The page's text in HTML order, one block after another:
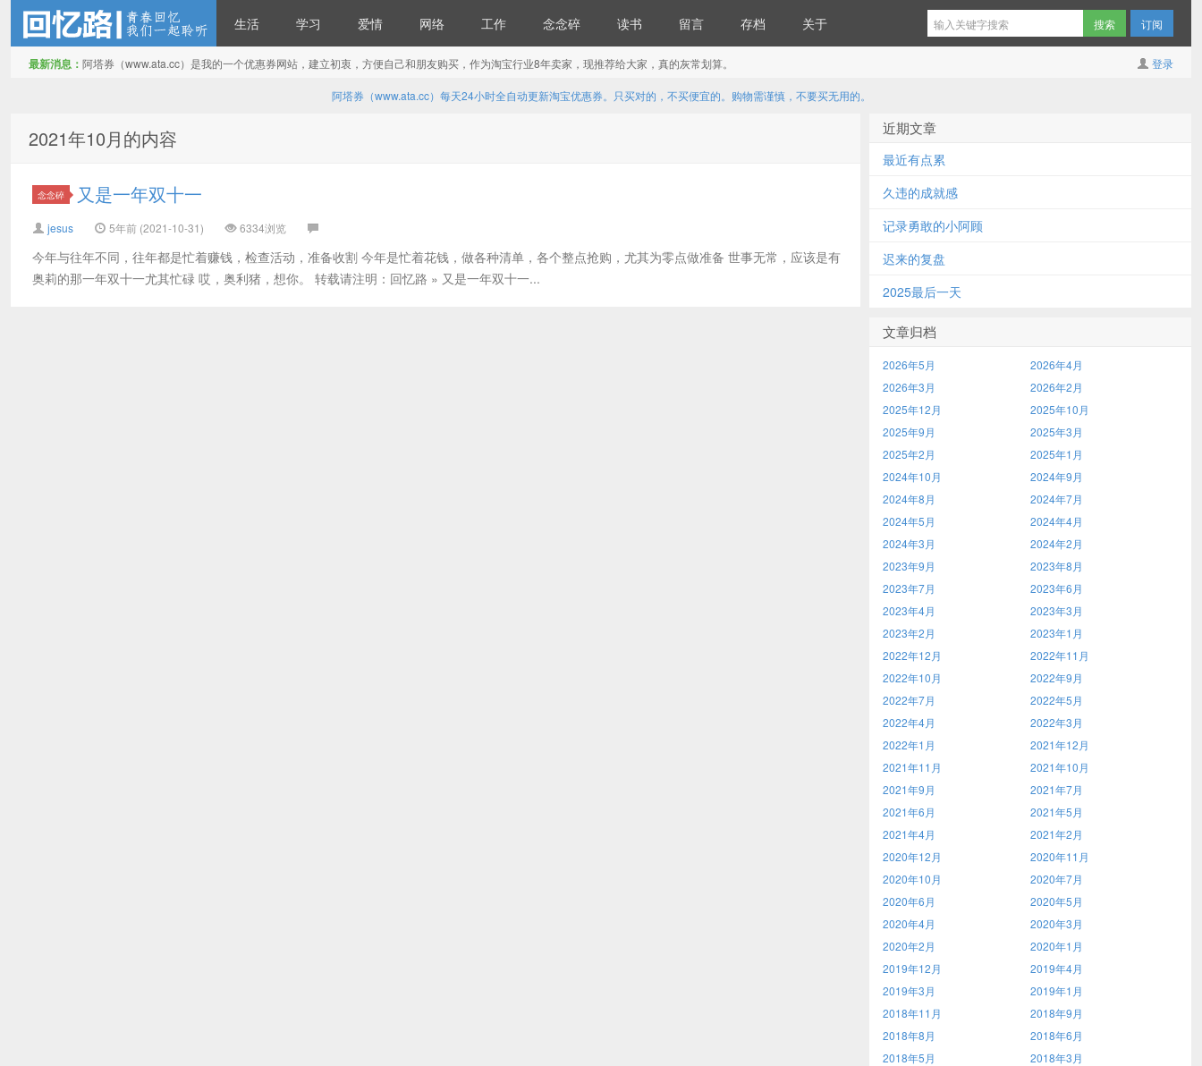
生活 学习 爱情 网络 工作 念念碎 读书 留言 存档 关于 订阅
登录
最新消息： 阿塔券（www.ata.cc）是我的一个优惠券网站，建立初衷，方便自己和朋友购买，作为淘宝行业8年卖家，现推荐给大家，真的灰常划算。
阿塔券（www.ata.cc）每天24小时全自动更新淘宝优惠券。只买对的，不买便宜的。购物需谨慎，不要买无用的。
2021年10月的内容
念念碎 又是一年双十一
jesus 5年前 (2021-10-31) 6334浏览
今年与往年不同，往年都是忙着赚钱，检查活动，准备收割 今年是忙着花钱，做各种清单，各个整点抢购，尤其为零点做准备 世事无常，应该是有
奥莉的那一年双十一尤其忙碌 哎，奥利猪，想你。 转载请注明：回忆路 » 又是一年双十一...
近期文章
最近有点累
久违的成就感
记录勇敢的小阿顾
迟来的复盘
2025最后一天
文章归档
2026年5月
2026年4月
2026年3月
2026年2月
2025年12月
2025年10月
2025年9月
2025年3月
2025年2月
2025年1月
2024年10月
2024年9月
2024年8月
2024年7月
2024年5月
2024年4月
2024年3月
2024年2月
2023年9月
2023年8月
2023年7月
2023年6月
2023年4月
2023年3月
2023年2月
2023年1月
2022年12月
2022年11月
2022年10月
2022年9月
2022年7月
2022年5月
2022年4月
2022年3月
2022年1月
2021年12月
2021年11月
2021年10月
2021年9月
2021年7月
2021年6月
2021年5月
2021年4月
2021年2月
2020年12月
2020年11月
2020年10月
2020年7月
2020年6月
2020年5月
2020年4月
2020年3月
2020年2月
2020年1月
2019年12月
2019年4月
2019年3月
2019年1月
2018年11月
2018年9月
2018年8月
2018年6月
2018年5月
2018年3月